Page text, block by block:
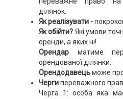
ділянок.
Як реалізувати -
Як обійти? Які умови
оренди, а яких ні!
Орендар матиме
орендованої ділянки.
Орендодавецьможе
Чергипереважного
Черга 1: особа яка